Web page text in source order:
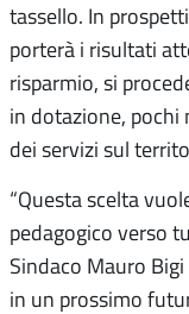
tassello. In
porterà i risultati
risparmio, si
in dotazione, pochi
dei servizi sul
“Questa scelta
pedagogico verso
Sindaco Mauro
in un prossimo